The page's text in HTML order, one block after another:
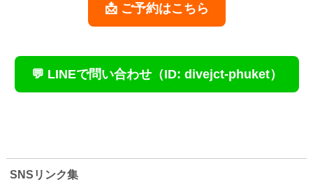
📩 ご予約はこちら
💬 LINEで問い合わせ（ID: divejct-phuket）
SNSリンク集